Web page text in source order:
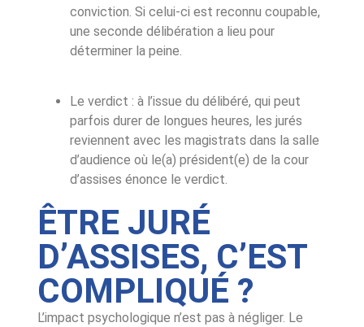
conviction. Si celui-ci est reconnu coupable,
une seconde délibération a lieu pour
déterminer la peine.
Le verdict : à l’issue du délibéré, qui peut
parfois durer de longues heures, les jurés
reviennent avec les magistrats dans la salle
d’audience où le(a) président(e) de la cour
d’assises énonce le verdict.
ÊTRE JURÉ
D’ASSISES, C’EST
COMPLIQUÉ ?
L’impact psychologique n’est pas à négliger. Le